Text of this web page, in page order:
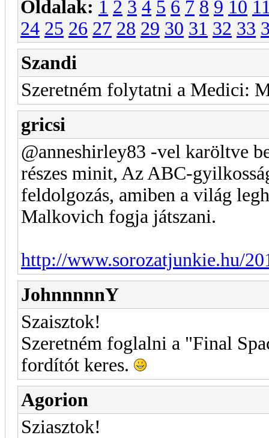
Oldalak: 1 2 3 4 5 6 7 8 9 10
24 25 26 27 28 29 30 31 32 33
Szandi
Szeretném folytatni a Medici:
gricsi
@anneshirley83 -vel karöltve
részes minit, Az ABC-
feldolgozás, amiben a világ
Malkovich fogja játszani.
http://www.sorozatjunkie.hu/
JohnnnnnY
Szaisztok!
Szeretném foglalni a "Final
fordítót keres.
Agorion
Sziasztok!